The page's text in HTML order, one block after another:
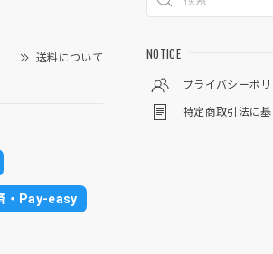
送料について
・Pay-easy
NOTICE
プライバシーポ
特定商取引法に